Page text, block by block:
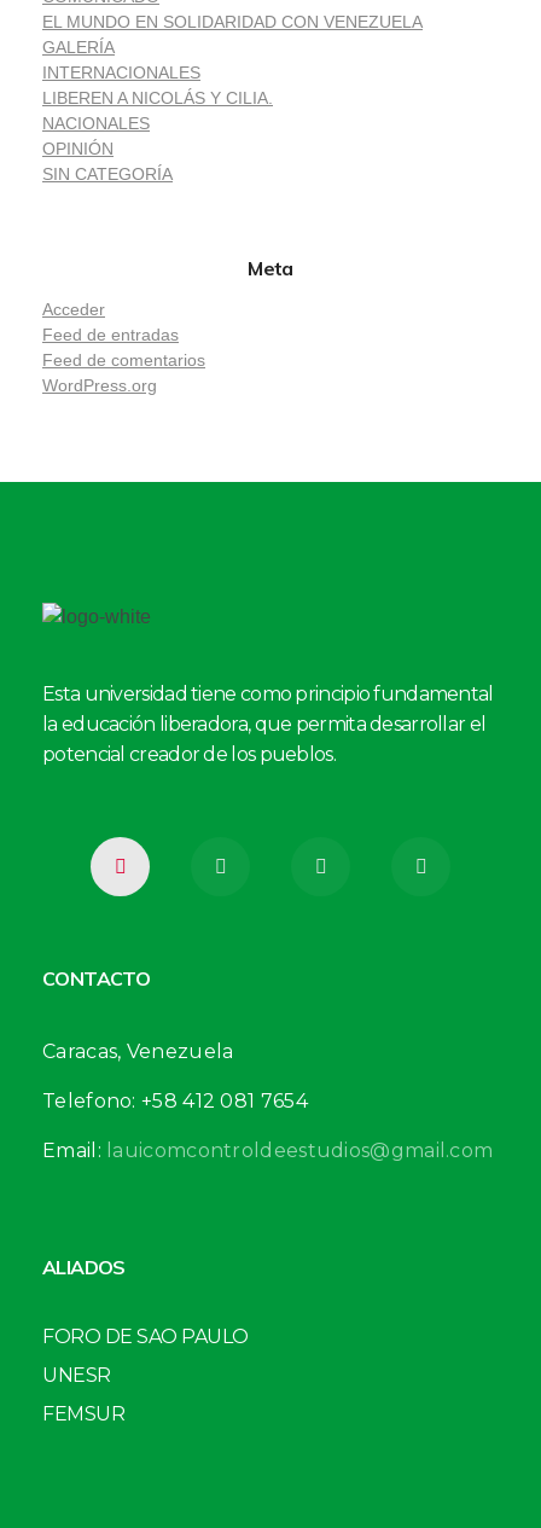
EL MUNDO EN SOLIDARIDAD CON VENEZUELA
GALERÍA
INTERNACIONALES
LIBEREN A NICOLÁS Y CILIA.
NACIONALES
OPINIÓN
SIN CATEGORÍA
Meta
Acceder
Feed de entradas
Feed de comentarios
WordPress.org
Esta universidad tiene como principio fundamental
la educación liberadora, que permita desarrollar el
potencial creador de los pueblos.
CONTACTO
Caracas, Venezuela
Telefono: +58 412 081 7654
Email: lauicomcontroldeestudios@gmail.com
ALIADOS
FORO DE SAO PAULO
UNESR
FEMSUR